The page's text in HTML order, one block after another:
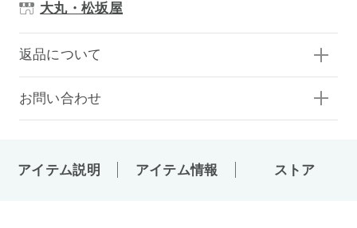
大丸・松坂屋
返品について
お問い合わせ
アイテム説明 アイテム情報 ストア